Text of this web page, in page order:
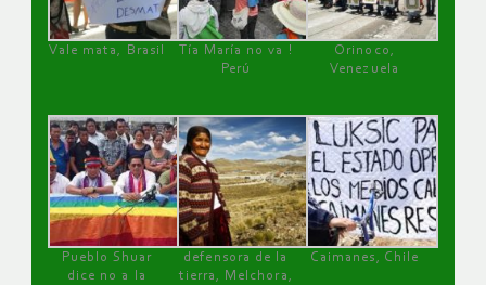
Vale mata, Brasil
Tía María no va !
Perú
Orinoco,
Venezuela
Pueblo Shuar
dice no a la
defensora de la
tierra, Melchora,
Caimanes, Chile